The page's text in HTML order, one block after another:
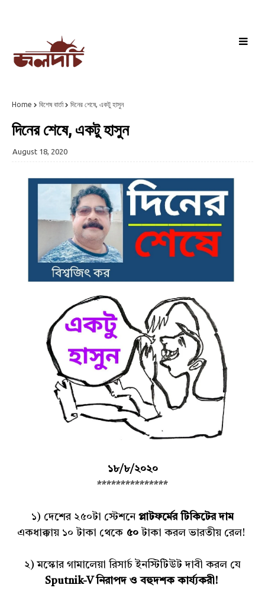
Home বিশেষ বার্তা দিনের শেষে, একটু হাসুন
দিনের শেষে, একটু হাসুন
August 18, 2020
১৮/৮/২০২০
***************
১) দেশের ২৫০টা স্টেশনে প্লাটফর্মের টিকিটের দাম
একধাক্কায় ১০ টাকা থেকে ৫০ টাকা করল ভারতীয় রেল!
২) মস্কোর গামালেয়া রিসার্চ ইনস্টিটিউট দাবী করল যে
Sputnik-V নিরাপদ ও বহুদশক কার্য্যকরী!